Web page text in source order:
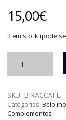
15,00€
2 em stock (pode
RACHEL
COLHER
DE
CAFÉ
SKU: BIRACCAFE
Categories: Belo
Complementos